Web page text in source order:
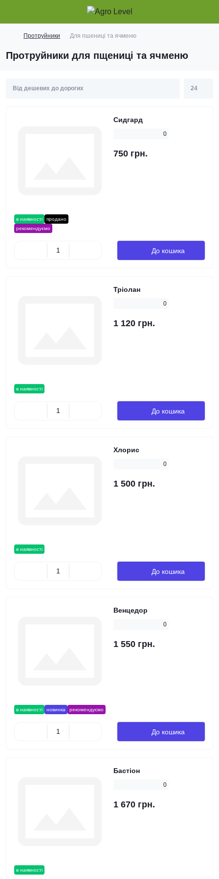
Протруйники Для пшениці та ячменю
Протруйники для пщениці та ячменю
в наявності
продано
рекомендуємо
Сидгард
0
750 грн.
До кошика
в наявності
Тріолан
0
1 120 грн.
До кошика
в наявності
Хлорис
0
1 500 грн.
До кошика
в наявності новинка рекомендуємо
Венцедор
0
1 550 грн.
До кошика
в наявності
Бастіон
0
1 670 грн.